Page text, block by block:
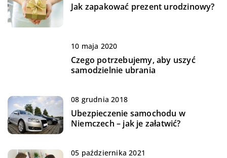
Jak zapakować prezent urodzinowy?
10 maja 2020
Czego potrzebujemy, aby uszyć
samodzielnie ubrania
08 grudnia 2018
Ubezpieczenie samochodu w
Niemczech – jak je załatwić?
05 października 2021